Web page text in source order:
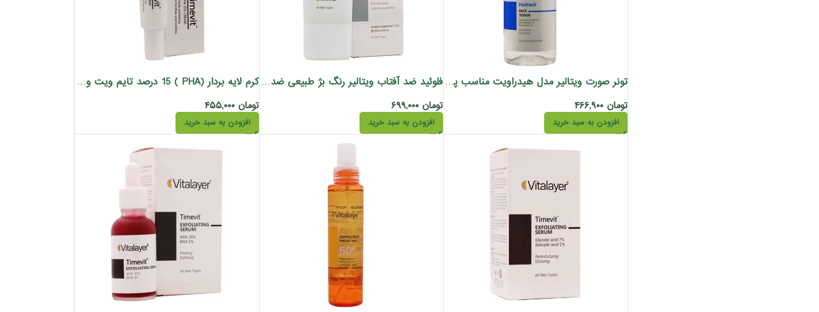
تونر صورت ویتالیر مدل هیدراویت مناسب پوست خشک 200 میل
تومان
افزودن به سبد خرید
فلوئید ضد آفتاب ویتالیر رنگ بژ طبیعی ضد لک وایت ویت 50 میل
تومان
افزودن به سبد خرید
کرم لایه بردار (PHA ) 15 درصد تایم ویت ویتالیر 30 میل
تومان ۴۵۵,۰۰۰
افزودن به سبد خرید